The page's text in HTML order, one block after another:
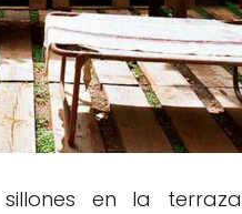
en la terraza